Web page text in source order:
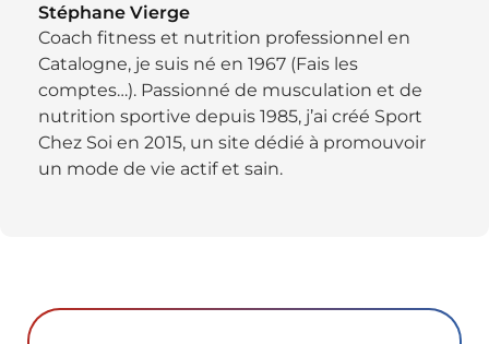
Stéphane Vierge
Coach fitness et nutrition professionnel en
Catalogne, je suis né en 1967 (Fais les
comptes…). Passionné de musculation et de
nutrition sportive depuis 1985, j’ai créé Sport
Chez Soi en 2015, un site dédié à promouvoir
un mode de vie actif et sain.